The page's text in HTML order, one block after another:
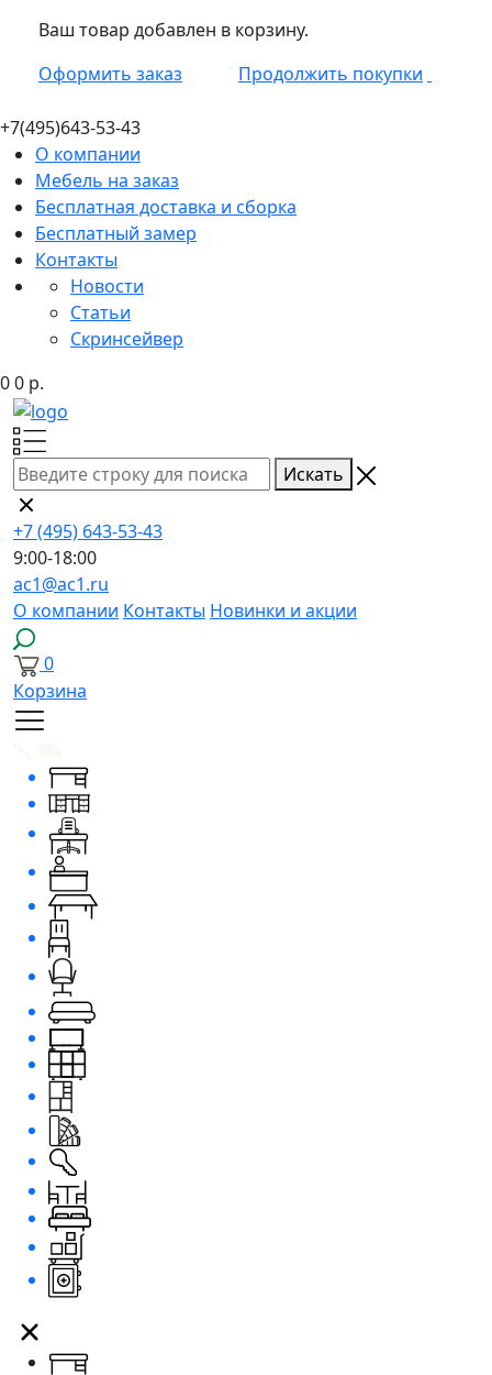
Ваш товар добавлен в корзину.
Оформить заказ
Продолжить покупки
+7(495)643-53-43
О компании
Мебель на заказ
Бесплатная доставка и сборка
Бесплатный замер
Контакты
Новости
Статьи
Скринсейвер
00 р.
Искать
+7 (495) 643-53-43
9:00-18:00
ac1@ac1.ru
О компании Контакты Новинки и акции
0
Корзина